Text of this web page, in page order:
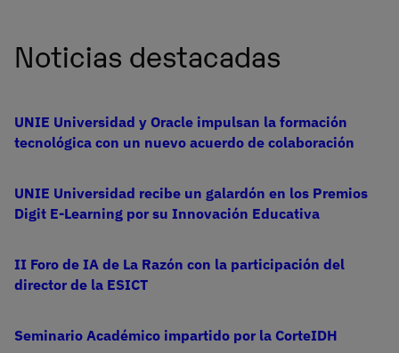
Noticias destacadas
UNIE Universidad y Oracle impulsan la formación
tecnológica con un nuevo acuerdo de colaboración
UNIE Universidad recibe un galardón en los Premios
Digit E-Learning por su Innovación Educativa
II Foro de IA de La Razón con la participación del
director de la ESICT
Seminario Académico impartido por la CorteIDH